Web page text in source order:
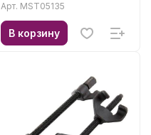
Арт. MST05135
В корзину